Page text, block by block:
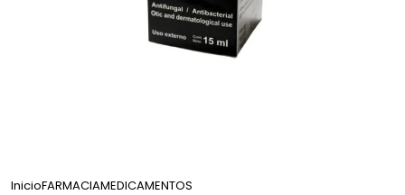
InicioFARMACIAMEDICAMENTOS